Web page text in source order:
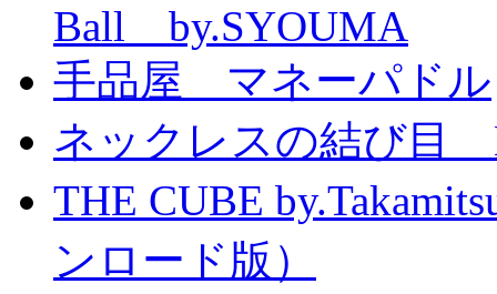
Ball by.SYOUMA
手品屋 マネーパドル
ネックレスの結び目
THE CUBE
ンロード版）